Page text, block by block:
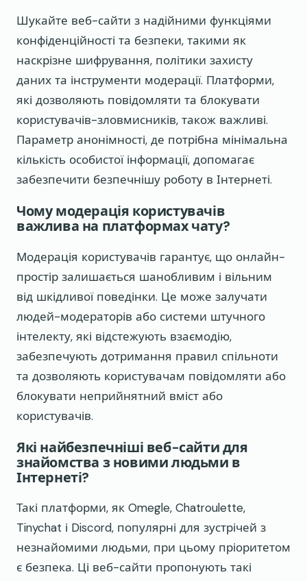
Шукайте веб-сайти з надійними функціями
конфіденційності та безпеки, такими як
наскрізне шифрування, політики захисту
даних та інструменти модерації. Платформи,
які дозволяють повідомляти та блокувати
користувачів-зловмисників, також важливі.
Параметр анонімності, де потрібна мінімальна
кількість особистої інформації, допомагає
забезпечити безпечнішу роботу в Інтернеті.
Чому модерація користувачів
важлива на платформах чату?
Модерація користувачів гарантує, що онлайн-
простір залишається шанобливим і вільним
від шкідливої поведінки. Це може залучати
людей-модераторів або системи штучного
інтелекту, які відстежують взаємодію,
забезпечують дотримання правил спільноти
та дозволяють користувачам повідомляти або
блокувати неприйнятний вміст або
користувачів.
Які найбезпечніші веб-сайти для
знайомства з новими людьми в
Інтернеті?
Такі платформи, як Omegle, Chatroulette,
Tinychat і Discord, популярні для зустрічей з
незнайомими людьми, при цьому пріоритетом
є безпека. Ці веб-сайти пропонують такі